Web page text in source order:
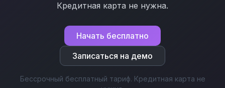
Кредитная карта не нужна.
Начать бесплатно
Записаться на демо
Бессрочный бесплатный тариф. Кредитная карта не